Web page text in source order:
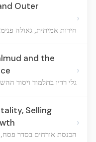
Outer
חירות אמיתית, גאולה
›
and the
גלי רדיו בתלמוד ויסוד
›
Selling
הכנסת אורחים בסדר
›